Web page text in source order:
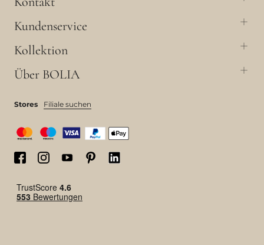
Kundenservice
Kollektion
Über BOLIA
Stores Filiale suchen